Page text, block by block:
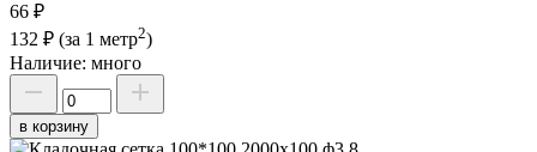
66 ₽
132 ₽ (за 1 метр2)
Наличие: много
в корзину